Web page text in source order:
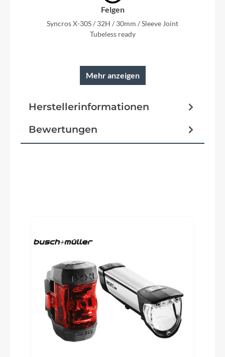
Felgen
Syncros X-30S / 32H / 30mm / Sleeve Joint
Tubeless ready
Carbon HMF Integrated Suspension Technology
Syncros Cable Integration System TQ HPR50 /
UDH Interface / 12x148mm with 55mm
Syncros AM 1.5 Syncros Cable Integration
System 4° rise / 7050 Alloy / 31.8mm / 1 1/8"
Rahmentyp
Full-Suspension
Mehr anzeigen
Herstellerinformationen
Bewertungen